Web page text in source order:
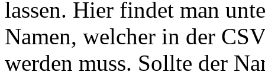
lassen. Hier findet man
Namen, welcher in der
werden muss. Sollte der